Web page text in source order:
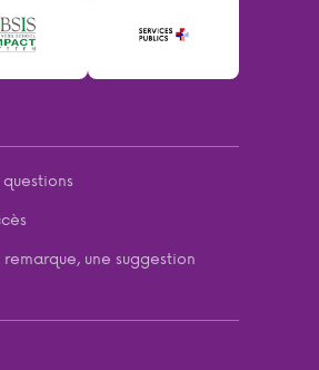
remarque, une suggestion